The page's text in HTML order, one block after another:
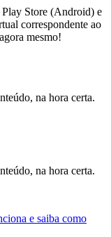
Play Store (Android) e
correspondente ao
mesmo!
na hora certa.
na hora certa.
e saiba como